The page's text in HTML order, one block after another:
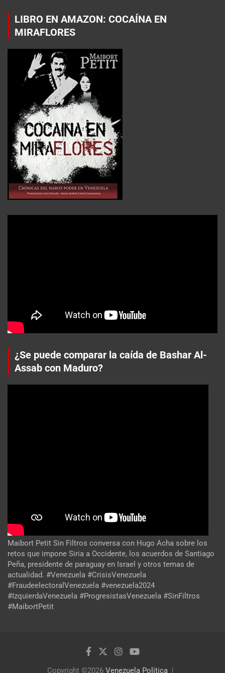
LIBRO EN AMAZON: COCAÍNA EN
MIRAFLORES
¿Se puede comparar la caída de Bashar Al-
Assab con Maduro?
Maibort Petit Sin Filtros conversa con Hugo Acha sobre los
retos que impone Siria a Occidente, los acuerdos de Santiago
Peña, presidente de paraguay en Israel y otros temas de
actualidad. #Venezuela #CrisisVenezuela
#FraudeelectoralVenezuela #venezuela2024
#IzquierdaVenezuela #ProgresistasVenezuela #SinFiltros
#MaibortPetit
Copyright ©2026 Venezuela Política